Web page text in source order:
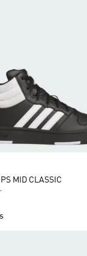
MID CLASSIC